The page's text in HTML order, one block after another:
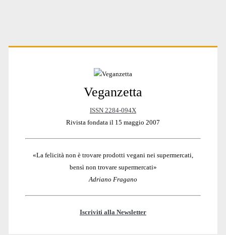
Primary
Veganzetta
ISSN 2284-094X
Rivista fondata il 15 maggio 2007
«La felicità non è trovare prodotti vegani nei supermercati,
bensì non trovare supermercati»
Adriano Fragano
Iscriviti alla Newsletter